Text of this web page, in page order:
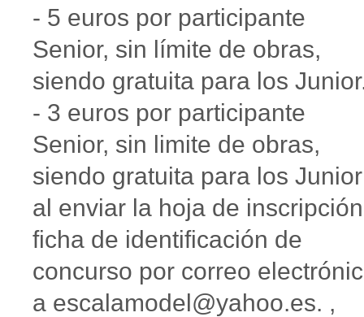
- 5 euros por participante
Senior, sin límite de obras,
siendo gratuita para los
- 3 euros por participante
Senior, sin limite de obras,
siendo gratuita para los Junior
al enviar la hoja de
ficha de identificación de
concurso por correo
a escalamodel@yahoo.es. ,